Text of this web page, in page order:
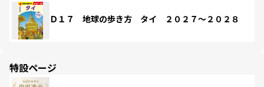
Ｄ１７ 地球の歩き方 タイ ２０２７～２０２８
特設ページ